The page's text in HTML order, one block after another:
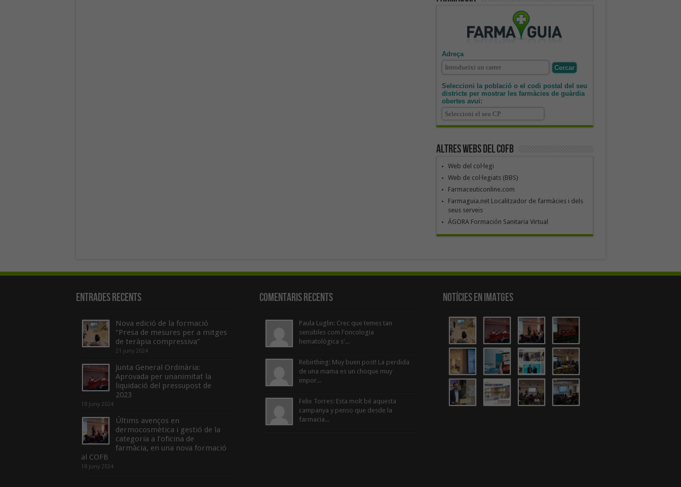
Adreça
Seleccioni la població o el codi postal del seu
districte per mostrar les farmàcies de guàrdia
obertes avui:
Altres webs del COFB
Web del col·legi
Web de col·legiats (BBS)
Farmaceuticonline.com
Farmaguia.net Localitzador de farmàcies i dels
seus serveis
ÁGORA Formación Sanitaria Virtual
Entrades recents
Nova edició de la formació
“Presa de mesures per a mitges
de teràpia compressiva”
21 juny 2024
Junta General Ordinària:
Aprovada per unanimitat la
liquidació del pressupost de
2023
18 juny 2024
Últims avenços en
dermocosmètica i gestió de la
categoria a l’oficina de
farmàcia, en una nova formació
al COFB
18 juny 2024
Comentaris Recents
Paula Luglin: Crec que temes tan
sensibles com l'oncologia
hematològica s'...
Rebirthing: Muy buen post! La perdida
de una mama es un choque muy
impor...
Felix Torres: Esta molt bé aquesta
campanya y penso que desde la
farmacia...
Notícies en Imatges